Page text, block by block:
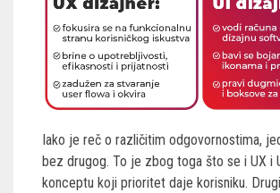
Iako je reč o različitim odgovornostima,
bez drugog. To je zbog toga što se i UX i
konceptu koji prioritet daje korisniku.